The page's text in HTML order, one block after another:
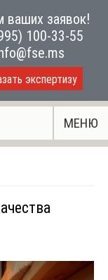
заявок!
100-33-55
экспертизу
МЕНЮ